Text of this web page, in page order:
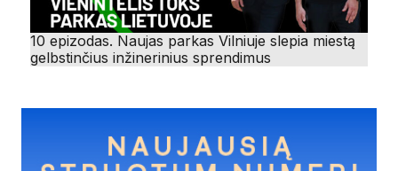
10 epizodas. Naujas parkas Vilniuje slepia miestą
gelbstinčius inžinerinius sprendimus